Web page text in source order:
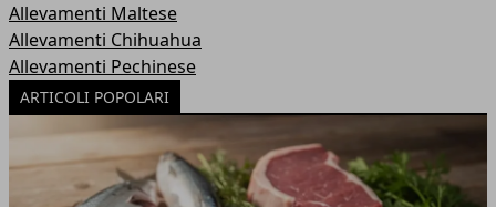
Allevamenti Maltese
Allevamenti Chihuahua
Allevamenti Pechinese
ARTICOLI POPOLARI